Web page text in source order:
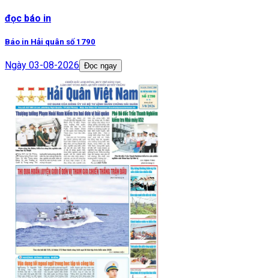
đọc báo in
Báo in Hải quân số 1790
Ngày 03-08-2026 Đọc ngay